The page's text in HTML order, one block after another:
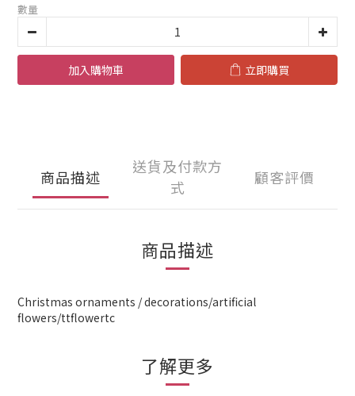
數量
加入購物車 立即購買
商品描述
送貨及付款方
式
顧客評價
商品描述
Christmas ornaments / decorations/artificial
flowers/ttflowertc
了解更多